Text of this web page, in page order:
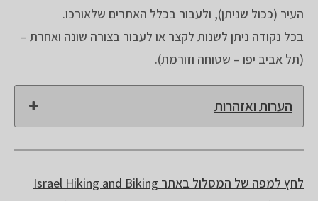
העיר (ככול שניתן), ולעבור בכלל האתרים שלאורכו.
בכל נקודה ניתן לשנות לקצר או לעבור בצורה שונה ואחרת –
(תל אביב יפו – שטוחה וזורמת).
הערות ואזהרות
לחץ למפה של המסלול באתר Israel Hiking and Biking